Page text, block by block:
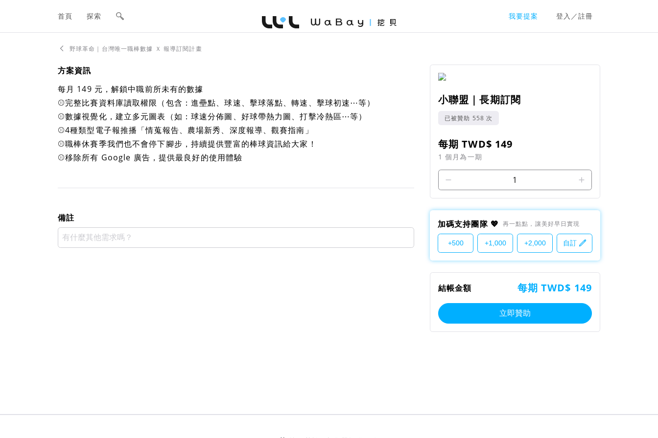
網站主要導航欄
首頁 探索 我要提案 登入／註冊
WaBay 挖貝 | 台灣最值得信賴的群眾集資 / 群眾募資平台
野球革命｜台灣唯一職棒數據 Ｘ 報導訂閱計畫
小聯盟｜長期訂閱
已被贊助 558 次
每期 TWD$ 149
1 個月為一期
1
加碼支持團隊 💖 再一點點，讓美好早日實現
+500 +1,000 +2,000 自訂
結帳金額 每期 TWD$ 149
立即贊助
方案資訊
每月 149 元，解鎖中職前所未有的數據
⚾完整比賽資料庫讀取權限（包含：進壘點、球速、擊球落點、轉速、擊球初速⋯等）
⚾數據視覺化，建立多元圖表（如：球速分佈圖、好球帶熱力圖、打擊冷熱區⋯等）
⚾4種類型電子報推播「情蒐報告、農場新秀、深度報導、觀賽指南」
⚾職棒休賽季我們也不會停下腳步，持續提供豐富的棒球資訊給大家！
⚾移除所有 Google 廣告，提供最良好的使用體驗
備註